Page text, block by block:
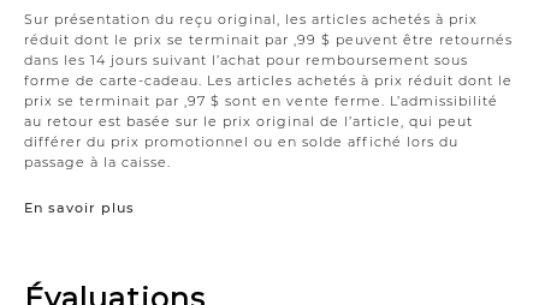
Sur présentation du reçu original, les articles achetés à prix
réduit dont le prix se terminait par ,99 $ peuvent être retournés
dans les 14 jours suivant l’achat pour remboursement sous
forme de carte-cadeau. Les articles achetés à prix réduit dont le
prix se terminait par ,97 $ sont en vente ferme. L’admissibilité
au retour est basée sur le prix original de l’article, qui peut
différer du prix promotionnel ou en solde affiché lors du
passage à la caisse.
En savoir plus